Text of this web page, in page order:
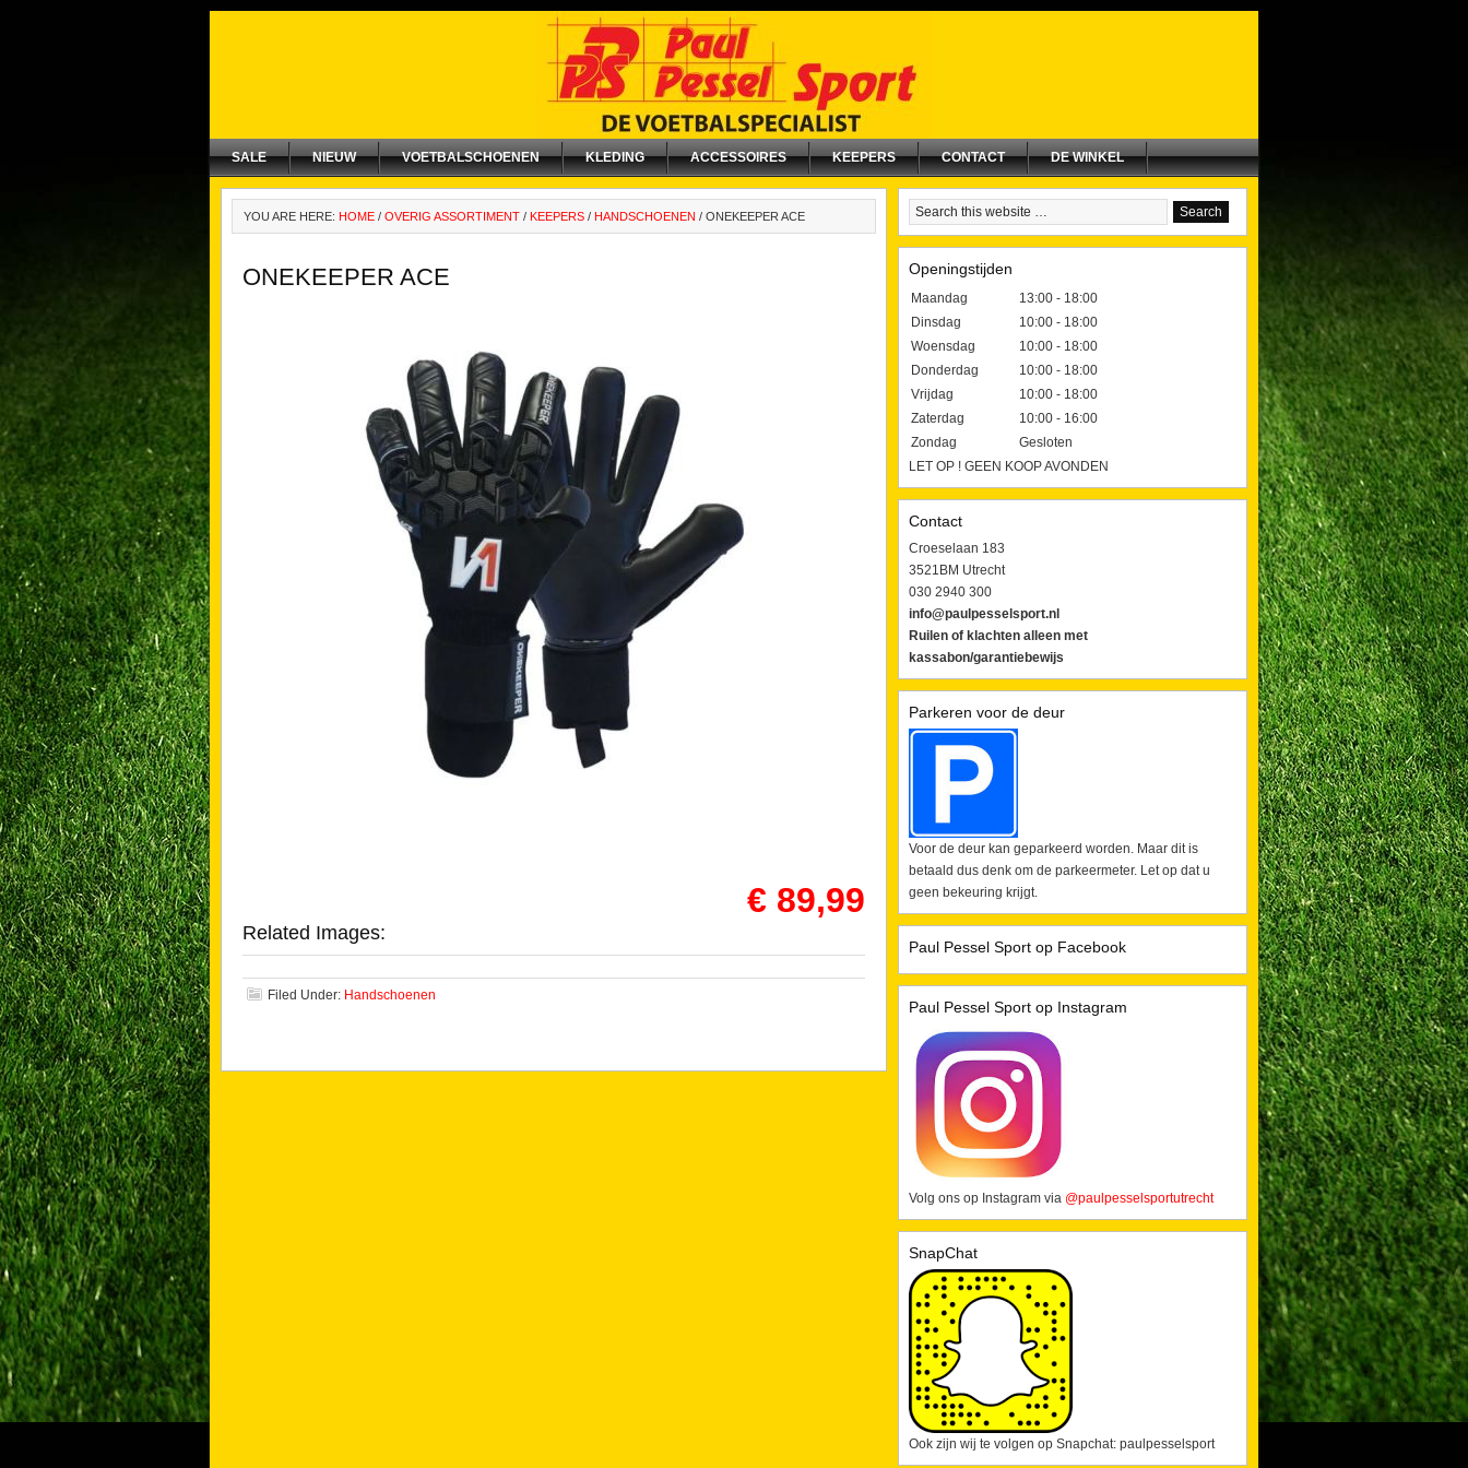
SALE NIEUW VOETBALSCHOENEN KLEDING ACCESSOIRES KEEPERS CONTACT DE WINKEL
YOU ARE HERE: HOME / OVERIG ASSORTIMENT / KEEPERS / HANDSCHOENEN / ONEKEEPER ACE
ONEKEEPER ACE
€ 89,99
Related Images:
Filed Under: Handschoenen
Openingstijden
Maandag
13:00 - 18:00
Dinsdag
10:00 - 18:00
Woensdag
10:00 - 18:00
Donderdag
10:00 - 18:00
Vrijdag
10:00 - 18:00
Zaterdag
10:00 - 16:00
Zondag
Gesloten
LET OP ! GEEN KOOP AVONDEN
Contact
Croeselaan 183
3521BM Utrecht
030 2940 300
info@paulpesselsport.nl
Ruilen of klachten alleen met
kassabon/garantiebewijs
Parkeren voor de deur
Voor de deur kan geparkeerd worden. Maar dit is
betaald dus denk om de parkeermeter. Let op dat u
geen bekeuring krijgt.
Paul Pessel Sport op Facebook
Paul Pessel Sport op Instagram
Volg ons op Instagram via @paulpesselsportutrecht
SnapChat
Ook zijn wij te volgen op Snapchat: paulpesselsport